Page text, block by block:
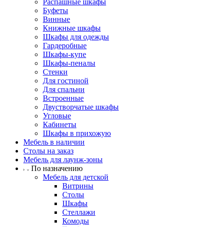
Распашные шкафы
Буфеты
Винные
Книжные шкафы
Шкафы для одежды
Гардеробные
Шкафы-купе
Шкафы-пеналы
Стенки
Для гостиной
Для спальни
Встроенные
Двустворчатые шкафы
Угловые
Кабинеты
Шкафы в прихожую
Мебель в наличии
Столы на заказ
Мебель для лаунж-зоны
По назначению
Мебель для детской
Витрины
Столы
Шкафы
Стеллажи
Комоды